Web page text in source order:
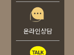
온라인상담